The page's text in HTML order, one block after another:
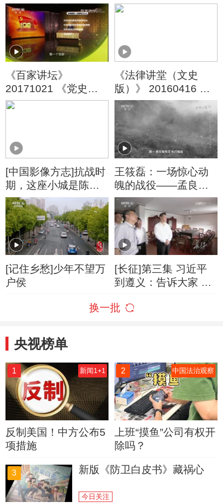
《百家讲坛》
20171021 《党史故
事100讲》 秋收暴动
《法律讲堂（文史
版）》 20160416 明
清御批案·退休遭骂讨
说法
[中国影像方志]抗战时
期，这座小城是陈毅
心中的“长江跳板”
王筱磊：一场惊心动
魄的战役——孟良崮
战役
[记住乡愁]少年不望万
户侯
[长征]第三集 习近平
到遵义：告诉大家 我
换一批
央视榜单
1 新闻1+1
反制美国！中方公布5
项措施
2 中国法治观察
上班“摸鱼”公司有权开
除吗？
3 新版《防卫白皮书》藏祸心
今日关注